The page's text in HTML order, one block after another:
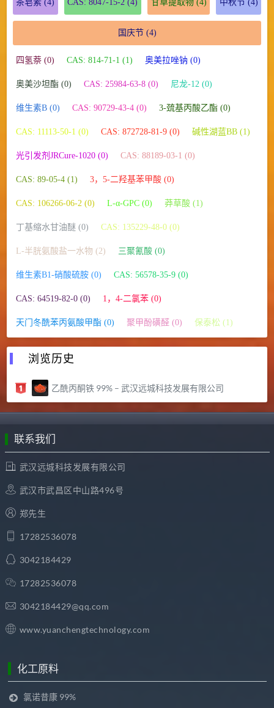
茶皂素 (4) CAS: 8047-15-2 (4) 甘草提取物(4) 中秋节(4)
国庆节(4)
四氢萘 (0) CAS: 814-71-1 (1) 奥美拉唑钠 (0)
奥美沙坦酯 (0) CAS: 25984-63-8 (0) 尼龙-12 (0)
维生素B (0) CAS: 90729-43-4 (0) 3-巯基丙酸乙酯 (0)
CAS: 11113-50-1 (0) CAS: 872728-81-9 (0) 碱性湖蓝BB (1)
光引发剂JRCure-1020 (0) CAS: 88189-03-1 (0)
CAS: 89-05-4 (1) 3，5-二羟基苯甲酸 (0)
CAS: 106266-06-2 (0) L-α-GPC (0) 莽草酸 (1)
丁基缩水甘油醚 (0) CAS: 135229-48-0 (0)
L-半胱氨酸盐一水物 (2) 三聚氰酸 (0)
维生素B1-硝酸硫胺 (0) CAS: 56578-35-9 (0)
CAS: 64519-82-0 (0) 1，4-二氯苯 (0)
天门冬酰苯丙氨酸甲酯 (0) 聚甲酚磺醛 (0) 保泰松 (1)
浏览历史
乙酰丙酮铁 99% – 武汉远城科技发展有限公司
联系我们
武汉远城科技发展有限公司
武汉市武昌区中山路496号
郑先生
17282536078
3042184429
17282536078
3042184429@qq.com
www.yuanchengtechnology.com
化工原料
氯诺昔康 99%